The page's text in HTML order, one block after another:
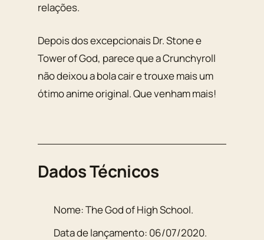
relações.
Depois dos excepcionais Dr. Stone e
Tower of God, parece que a Crunchyroll
não deixou a bola cair e trouxe mais um
ótimo anime original. Que venham mais!
Dados Técnicos
Nome:The God of High School.
Data de lançamento: 06/07/2020.